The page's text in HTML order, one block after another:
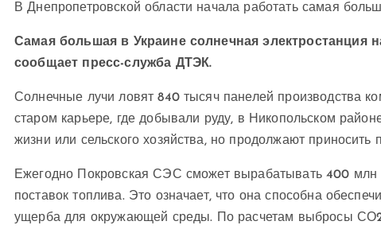
В Днепропетровской области начала работать самая
Самая большая в Украине солнечная электростанция
сообщает пресс-служба ДТЭК.
Солнечные лучи ловят 840 тысяч панелей производства
старом карьере, где добывали руду, в Никопольском
жизни или сельского хозяйства, но продолжают приносить
Ежегодно Покровская СЭС сможет вырабатывать 400 млн
поставок топлива. Это означает, что она способна
ущерба для окружающей среды. По расчетам выбросы